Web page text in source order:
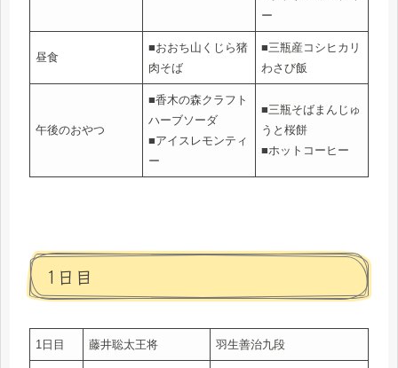
ー
昼食
■おおち山くじら猪
肉そば
■三瓶産コシヒカリ
わさび飯
午後のおやつ
■香木の森クラフト
ハーブソーダ
■アイスレモンティ
ー
■三瓶そばまんじゅ
うと桜餅
■ホットコーヒー
1日目
1日目 藤井聡太王将 羽生善治九段